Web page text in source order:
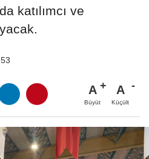
katılımcı ve
A
Büyüt
A
Küçült